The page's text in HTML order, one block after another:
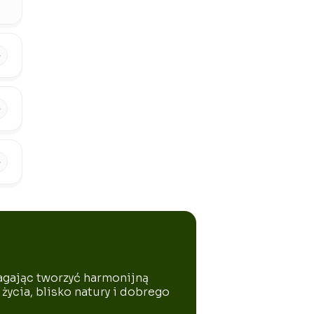
tworzyć harmonijną
blisko natury i dobrego